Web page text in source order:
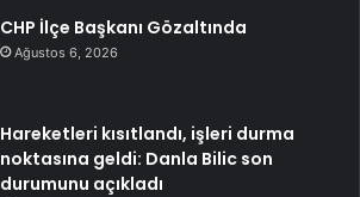
CHP İlçe Başkanı Gözaltında
Ağustos 6, 2026
Hareketleri kısıtlandı, işleri durma
noktasına geldi: Danla Bilic son
durumunu açıkladı